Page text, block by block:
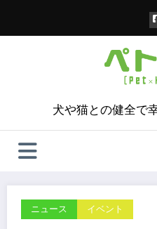
犬や猫との健全で
ニュース イベント